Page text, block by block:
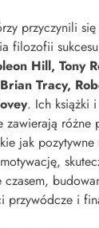
przyczynili
filozofii
Hill, Tony
Tracy,
. Ich książki
zawierają różne
jak pozytywne
czasem,
przywódcze i